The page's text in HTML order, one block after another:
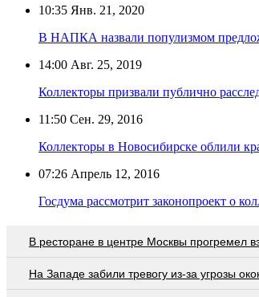
10:35 Янв. 21, 2020
В НАПКА назвали популизмом
14:00 Авг. 25, 2019
Коллекторы призвали публично
11:50 Сен. 29, 2016
Коллекторы в Новосибирске облили
07:26 Апрель 12, 2016
Госдума рассмотрит законопроект о
В ресторане в центре Москвы прогремел
На Западе забили тревогу из-за угрозы